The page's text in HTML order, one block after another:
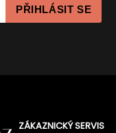
PŘIHLÁSIT SE
ZÁKAZNICKÝ SERVIS